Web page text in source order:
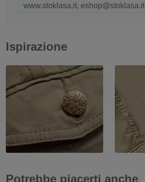
www.stoklasa.it, eshop@stoklasa.it
Ispirazione
Potrebbe piacerti anche